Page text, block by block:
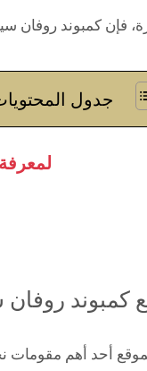
فإن كمبوند روفان
جدول
كمبوند روفان
أحد أهم مقومات